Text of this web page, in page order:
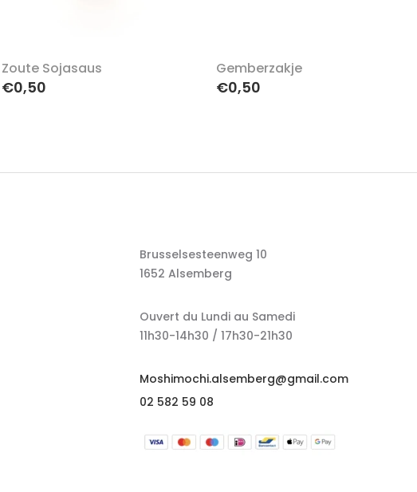
Zoute Sojasaus
€0,50
Gemberzakje
€0,50
Brusselsesteenweg 10
1652 Alsemberg
Ouvert du Lundi au Samedi
11h30-14h30 / 17h30-21h30
Moshimochi.alsemberg@gmail.com
02 582 59 08